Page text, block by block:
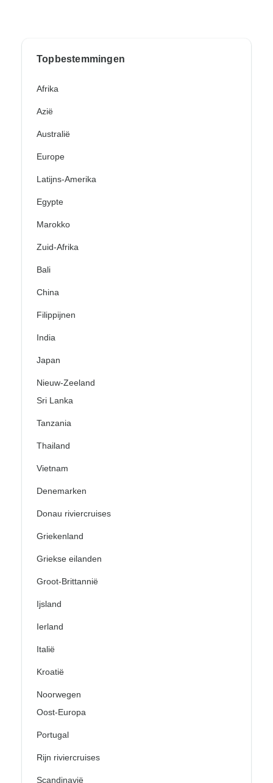
Topbestemmingen
Afrika
Azië
Australië
Europe
Latijns-Amerika
Egypte
Marokko
Zuid-Afrika
Bali
China
Filippijnen
India
Japan
Nieuw-Zeeland
Sri Lanka
Tanzania
Thailand
Vietnam
Denemarken
Donau riviercruises
Griekenland
Griekse eilanden
Groot-Brittannië
Ijsland
Ierland
Italië
Kroatië
Noorwegen
Oost-Europa
Portugal
Rijn riviercruises
Scandinavië